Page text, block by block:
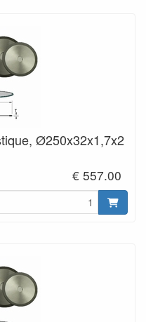
Ø250x32x1,7x2
€ 557.00